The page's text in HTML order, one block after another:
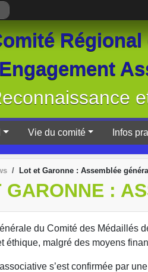
Vie du comité Infos
Lot et Garonne : Assemblée
GARONNE :
du Comité des Médaillés
éthique, malgré des moyens
s’est confirmée par
cookies